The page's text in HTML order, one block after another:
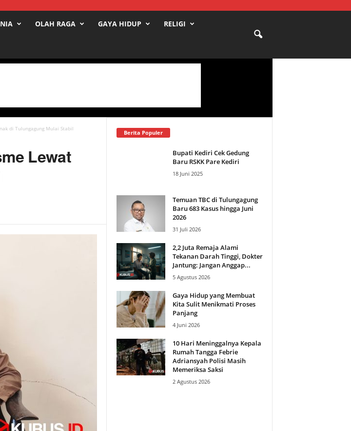
OLAH RAGA GAYA HIDUP RELIGI
di Tulungagung Mulai Stabil
Lewat
Berita Populer
Bupati Kediri Cek Gedung
Baru RSKK Pare Kediri
18 Juni 2025
Temuan TBC di Tulungagung
Baru 683 Kasus hingga Juni
2026
31 Juli 2026
2,2 Juta Remaja Alami
Tekanan Darah Tinggi, Dokter
Jantung: Jangan Anggap...
5 Agustus 2026
Gaya Hidup yang Membuat
Kita Sulit Menikmati Proses
Panjang
4 Juni 2026
10 Hari Meninggalnya Kepala
Rumah Tangga Febrie
Adriansyah Polisi Masih
Memeriksa Saksi
2 Agustus 2026